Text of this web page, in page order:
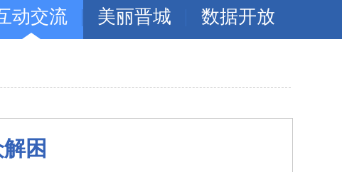
动交流 美丽晋城 数据开放
困